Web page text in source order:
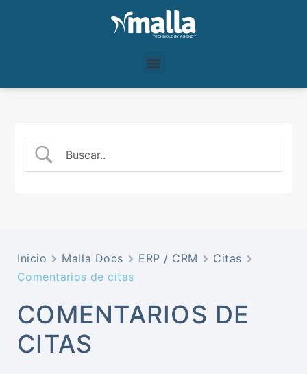
Inicio Malla Docs ERP / CRM
Citas
Comentarios de citas
COMENTARIOS DE
CITAS